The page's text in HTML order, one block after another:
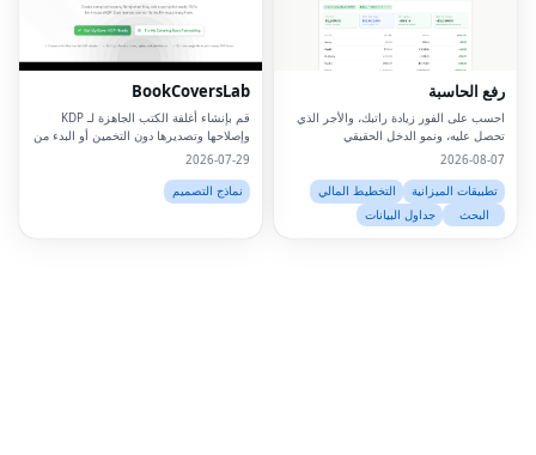
رفع الحاسبة
احسب على الفور زيادة راتبك، والأجر الذي
تحصل عليه، ونمو الدخل الحقيقي
2026-08-07
تطبيقات الميزانية
التخطيط المالي
البحث
جداول البيانات
BookCoversLab
قم بإنشاء أغلفة الكتب الجاهزة لـ KDP
وإصلاحها وتصديرها دون التخمين أو البدء من
الصفر.
2026-07-29
نماذج التصميم
LinkedIn
Pinterest
Snapchat
WhatsApp
Telegram